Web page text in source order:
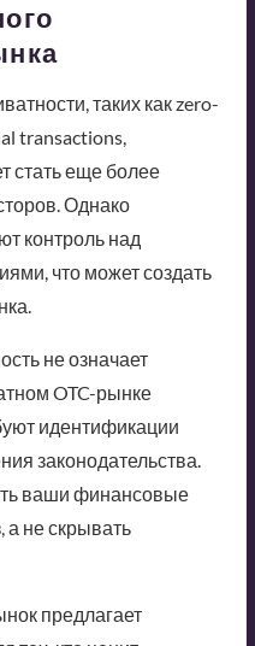
таких как zero-
transactions,
стать еще более
Однако
контроль над
что может создать
не означает
OTC-рынке
идентификации
законодательства.
ваши финансовые
а не скрывать
предлагает